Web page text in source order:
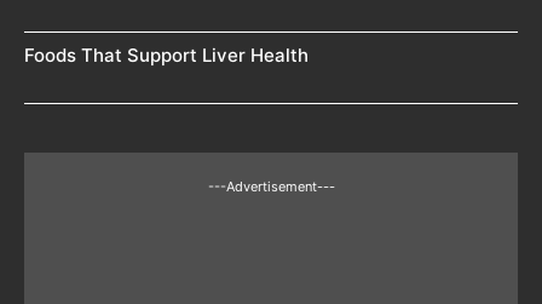
Foods That Support Liver Health
---Advertisement---